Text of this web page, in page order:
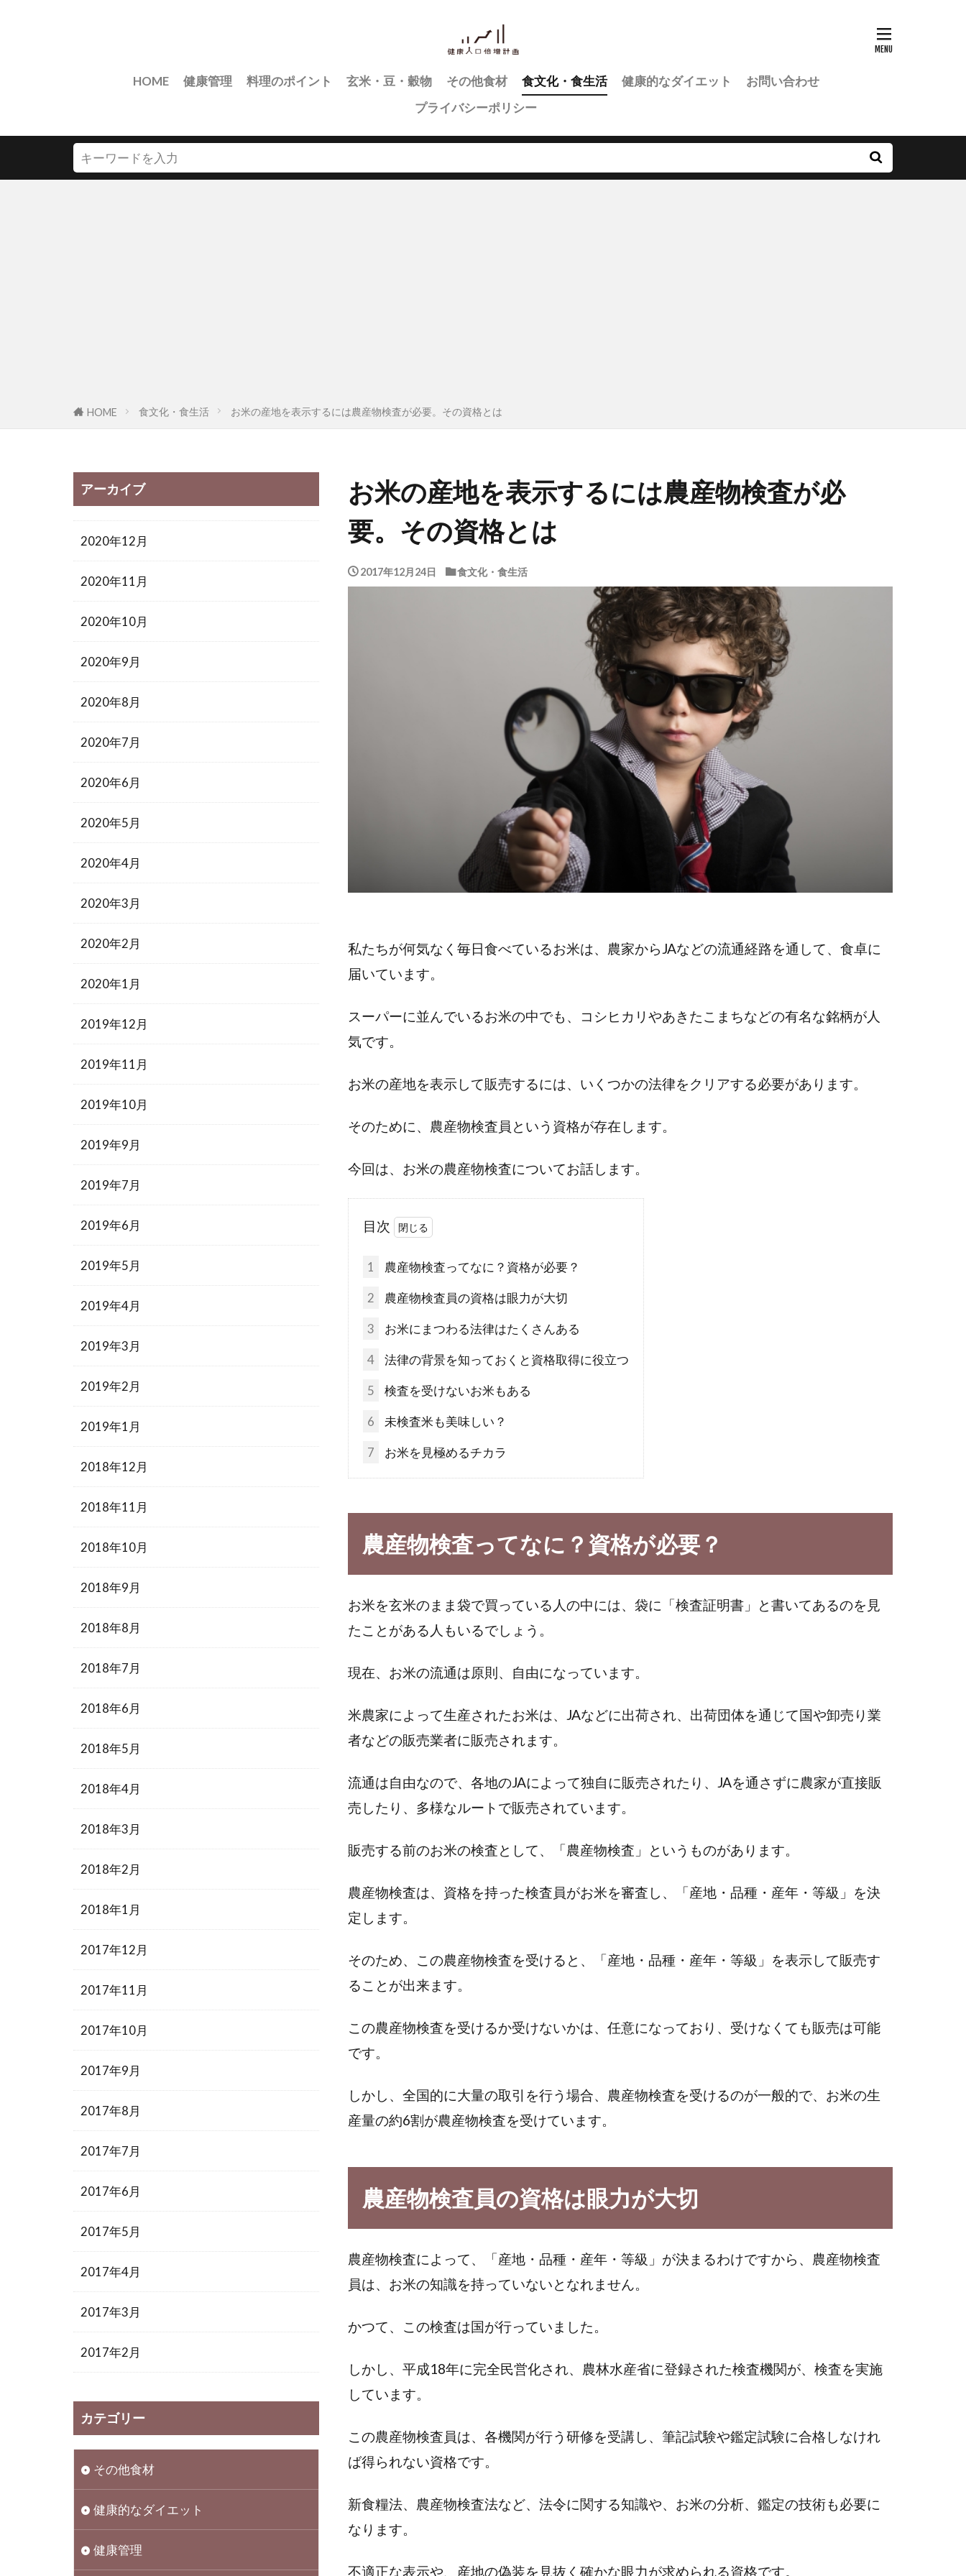
HOME 健康管理 料理のポイント 玄米・豆・穀物 その他食材 食文化・食生活 健康的なダイエット
お問い合わせ
プライバシーポリシー
HOME 食文化・食生活 お米の産地を表示するには農産物検査が必要。その資格とは
お米の産地を表示するには農産物検査が必
要。その資格とは
2017年12月24日 食文化・食生活
私たちが何気なく毎日食べているお米は、農家からJAなどの流通経路を通して、食卓に
届いています。
スーパーに並んでいるお米の中でも、コシヒカリやあきたこまちなどの有名な銘柄が人
気です。
お米の産地を表示して販売するには、いくつかの法律をクリアする必要があります。
そのために、農産物検査員という資格が存在します。
今回は、お米の農産物検査についてお話します。
目次
1 農産物検査ってなに？資格が必要？
2 農産物検査員の資格は眼力が大切
3 お米にまつわる法律はたくさんある
4 法律の背景を知っておくと資格取得に役立つ
5 検査を受けないお米もある
6 未検査米も美味しい？
7 お米を見極めるチカラ
農産物検査ってなに？資格が必要？
お米を玄米のまま袋で買っている人の中には、袋に「検査証明書」と書いてあるのを見
たことがある人もいるでしょう。
現在、お米の流通は原則、自由になっています。
米農家によって生産されたお米は、JAなどに出荷され、出荷団体を通じて国や卸売り業
者などの販売業者に販売されます。
流通は自由なので、各地のJAによって独自に販売されたり、JAを通さずに農家が直接販
売したり、多様なルートで販売されています。
販売する前のお米の検査として、「農産物検査」というものがあります。
農産物検査は、資格を持った検査員がお米を審査し、「産地・品種・産年・等級」を決
定します。
そのため、この農産物検査を受けると、「産地・品種・産年・等級」を表示して販売す
ることが出来ます。
この農産物検査を受けるか受けないかは、任意になっており、受けなくても販売は可能
です。
しかし、全国的に大量の取引を行う場合、農産物検査を受けるのが一般的で、お米の生
産量の約6割が農産物検査を受けています。
農産物検査員の資格は眼力が大切
農産物検査によって、「産地・品種・産年・等級」が決まるわけですから、農産物検査
員は、お米の知識を持っていないとなれません。
かつて、この検査は国が行っていました。
しかし、平成18年に完全民営化され、農林水産省に登録された検査機関が、検査を実施
しています。
この農産物検査員は、各機関が行う研修を受講し、筆記試験や鑑定試験に合格しなけれ
ば得られない資格です。
新食糧法、農産物検査法など、法令に関する知識や、お米の分析、鑑定の技術も必要に
なります。
不適正な表示や、産地の偽装を見抜く確かな眼力が求められる資格です。
アーカイブ
2020年12月
2020年11月
2020年10月
2020年9月
2020年8月
2020年7月
2020年6月
2020年5月
2020年4月
2020年3月
2020年2月
2020年1月
2019年12月
2019年11月
2019年10月
2019年9月
2019年7月
2019年6月
2019年5月
2019年4月
2019年3月
2019年2月
2019年1月
2018年12月
2018年11月
2018年10月
2018年9月
2018年8月
2018年7月
2018年6月
2018年5月
2018年4月
2018年3月
2018年2月
2018年1月
2017年12月
2017年11月
2017年10月
2017年9月
2017年8月
2017年7月
2017年6月
2017年5月
2017年4月
2017年3月
2017年2月
カテゴリー
その他食材
健康的なダイエット
健康管理